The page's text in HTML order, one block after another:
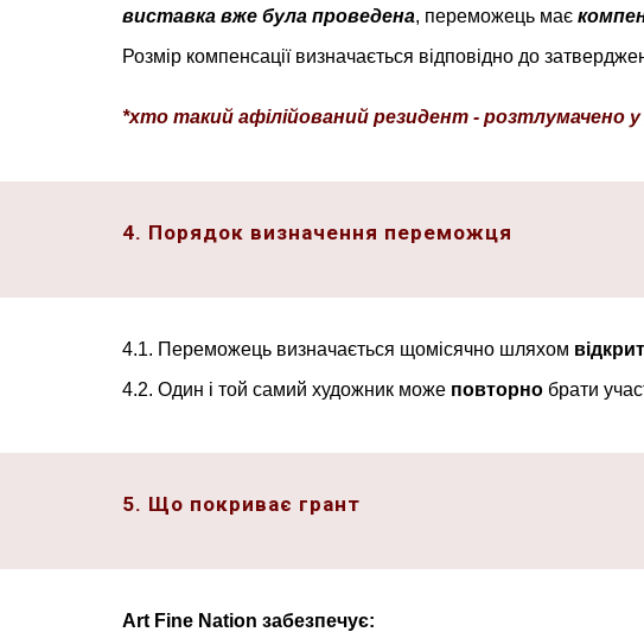
виставка вже була проведена, переможець має
Розмір компенсації визначається відповідно до
*хто такий афілійованийрезидент- розтлумачено у
4. Порядок визначення переможця
4.1. Переможець визначається щомісячно шляхом
4.2. Один і той самий художник може повторно брати
5. Що покриває грант
Art Fine Nation забезпечує: